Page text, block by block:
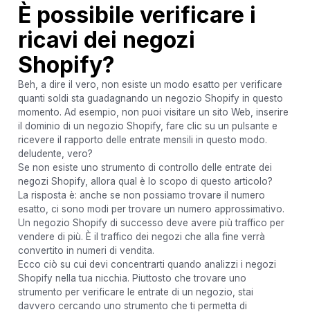
È possibile verificare i
ricavi dei negozi
Shopify?
Beh, a dire il vero, non esiste un modo esatto per verificare
quanti soldi sta guadagnando un negozio Shopify in questo
momento. Ad esempio, non puoi visitare un sito Web, inserire
il dominio di un negozio Shopify, fare clic su un pulsante e
ricevere il rapporto delle entrate mensili in questo modo.
deludente, vero?
Se non esiste uno strumento di controllo delle entrate dei
negozi Shopify, allora qual è lo scopo di questo articolo?
La risposta è: anche se non possiamo trovare il numero
esatto, ci sono modi per trovare un numero approssimativo.
Un negozio Shopify di successo deve avere più traffico per
vendere di più. È il traffico dei negozi che alla fine verrà
convertito in numeri di vendita.
Ecco ciò su cui devi concentrarti quando analizzi i negozi
Shopify nella tua nicchia. Piuttosto che trovare uno
strumento per verificare le entrate di un negozio, stai
davvero cercando uno strumento che ti permetta di